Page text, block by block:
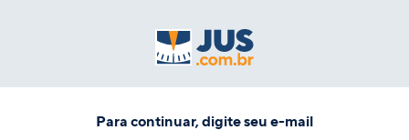
Para continuar, digite seu e-mail